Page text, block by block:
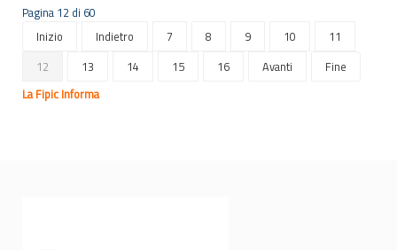
Pagina 12 di 60
Inizio
Indietro 7 8 9 10
11
12
13 14 15 16 Avanti
Fine
La Fipic Informa